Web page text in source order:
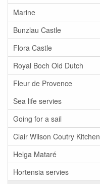
Marine
Bunzlau Castle
Flora Castle
Royal Boch Old Dutch
Fleur de Provence
Sea life servies
Going for a sail
Clair Wilson Coutry Kitchen
Helga Mataré
Hortensia servies